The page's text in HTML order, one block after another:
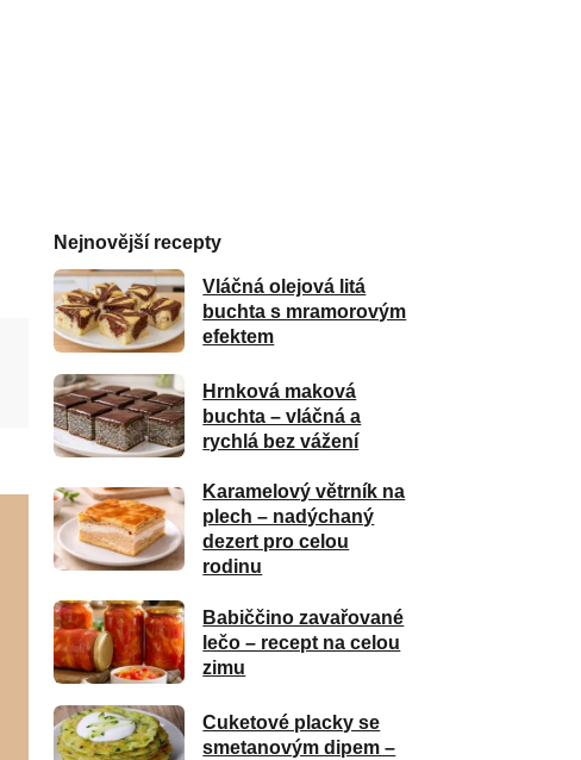
Nejnovější recepty
Vláčná olejová litá
buchta s mramorovým
efektem
Hrnková maková
buchta – vláčná a
rychlá bez vážení
Karamelový větrník na
plech – nadýchaný
dezert pro celou
rodinu
Babiččino zavařované
lečo – recept na celou
zimu
Cuketové placky se
smetanovým dipem –